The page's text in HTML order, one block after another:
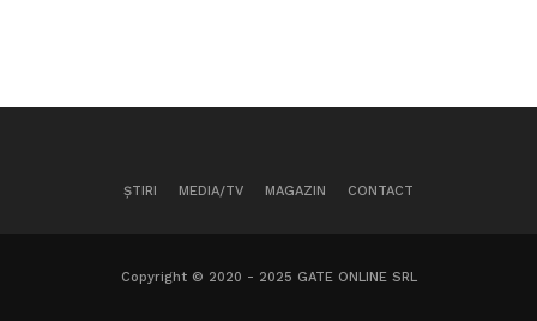
ȘTIRI MEDIA/TV MAGAZIN CONTACT
Copyright © 2020 - 2025 GATE ONLINE SRL